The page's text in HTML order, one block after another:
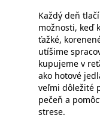
Každý deň
možnosti, keď
ťažké,
utíšime
kupujeme v
ako hotové
veľmi dôležité
pečeň a
strese.